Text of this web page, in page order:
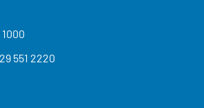
1000
551 2220